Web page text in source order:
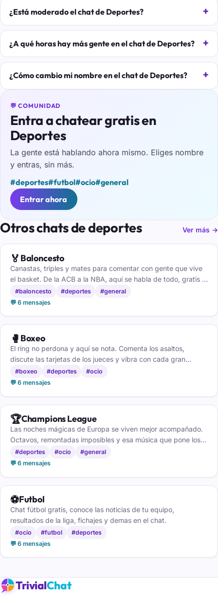
¿Está moderado el chat de Deportes?
¿A qué horas hay más gente en el chat de Deportes?
¿Cómo cambio mi nombre en el chat de Deportes?
💬 COMUNIDAD
Entra a chatear gratis en
Deportes
La gente está hablando ahora mismo. Eliges nombre
y entras, sin más.
#deportes#futbol#ocio#general
Entrar ahora
Otros chats de deportes Ver más →
🏅 Baloncesto
Canastas, triples y mates para comentar con gente que vive
el basket. De la ACB a la NBA, aquí se habla de todo, gratis y
sin cuenta.
#baloncesto #deportes
#general
💬 6 mensajes
🥊 Boxeo
El ring no perdona y aquí se nota. Comenta los asaltos,
discute las tarjetas de los jueces y vibra con cada gran
combate junto a quienes aman el noble arte.
#boxeo #deportes
#ocio
💬 6 mensajes
🏆Champions League
Las noches mágicas de Europa se viven mejor acompañado.
Octavos, remontadas imposibles y esa música que pone los
pelos de punta. Comenta con la peña.
#deportes #ocio
#general
💬 6 mensajes
⚽Futbol
Chat fútbol gratis, conoce las noticias de tu equipo,
resultados de la liga, fichajes y demas en el chat.
#ocio #futbol
#deportes
💬 6 mensajes
TrivialChat